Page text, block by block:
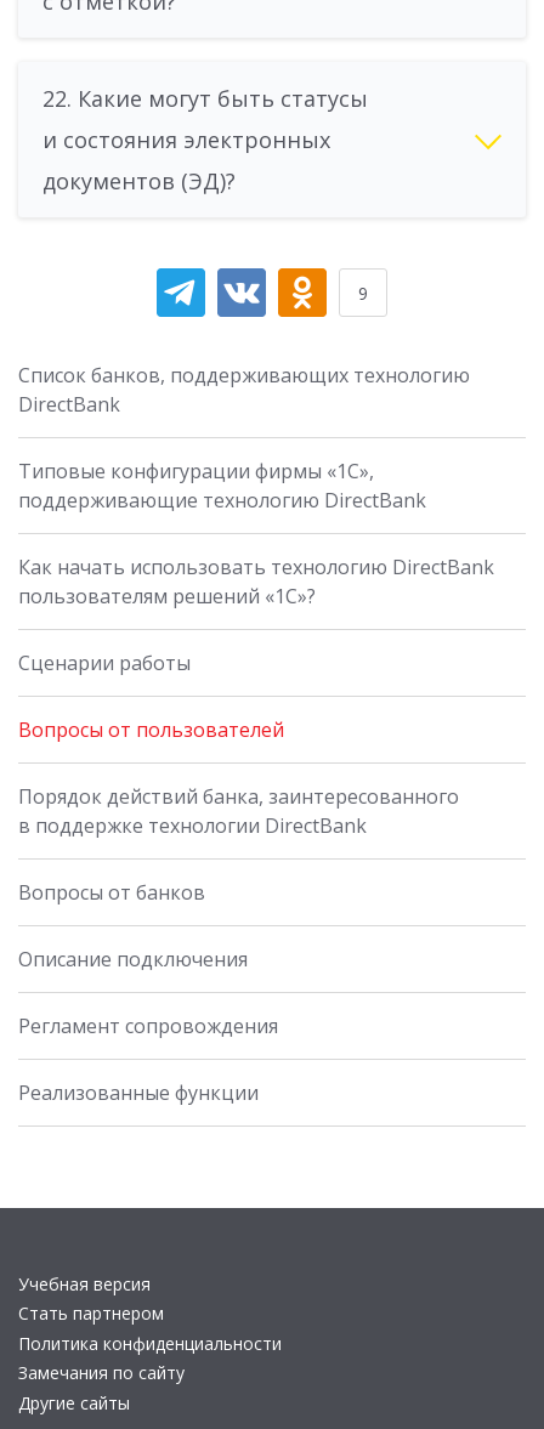
22. Какие могут быть статусы
и состояния электронных
документов (ЭД)?
9
Список банков, поддерживающих технологию
DirectBank
Типовые конфигурации фирмы «1С»,
поддерживающие технологию DirectBank
Как начать использовать технологию DirectBank
пользователям решений «1С»?
Сценарии работы
Вопросы от пользователей
Порядок действий банка, заинтересованного
в поддержке технологии DirectBank
Вопросы от банков
Описание подключения
Регламент сопровождения
Реализованные функции
Учебная версия
Стать партнером
Политика конфиденциальности
Замечания по сайту
Другие сайты